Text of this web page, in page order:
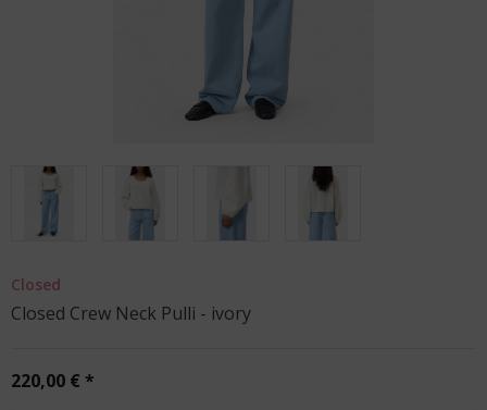
Closed
Closed Crew Neck Pulli - ivory
220,00 € *